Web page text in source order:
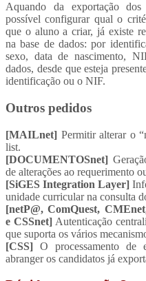
Aquando da exportação
possível configurar qual o
que o aluno a criar, já existe
na base de dados: por
sexo, data de nascimento,
dados, desde que esteja
identificação ou o NIF.
Outros pedidos
[MAILnet] Permitir alterar o
list.
[DOCUMENTOSnet]
de alterações ao requerimento
[SiGES Integration Layer]
unidade curricular na consulta
[netP@, ComQuest,
e CSSnet]Autenticação
que suporta os vários
[CSS] O processamento de
abranger os candidatos já